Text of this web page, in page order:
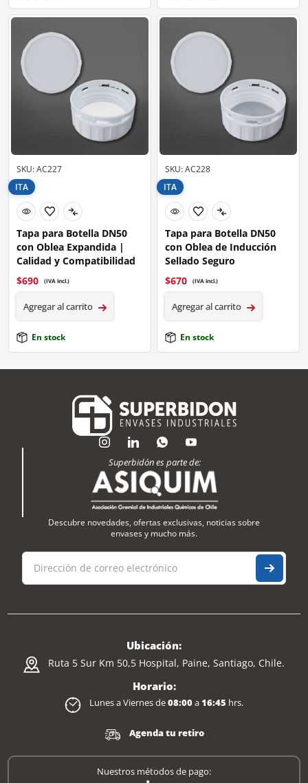
SKU: AC227
ITA
Tapa para Botella DN50
con Oblea Expandida |
Calidad y Compatibilidad
$690 (IVA incl.)
Agregar al carrito
En stock
SKU: AC228
ITA
Tapa para Botella DN50
con Oblea de Inducción
Sellado Seguro
$670 (IVA incl.)
Agregar al carrito
En stock
Superbidón es parte de:
Descubre novedades, ofertas exclusivas, noticias sobre
envases y mucho más.
Ubicación:
Ruta 5 Sur Km 50,5 Hospital, Paine, Santiago, Chile.
Horario:
Lunes a Viernes de08:00a16:45 hrs.
Agenda tu retiro
Nuestros métodos de pago: